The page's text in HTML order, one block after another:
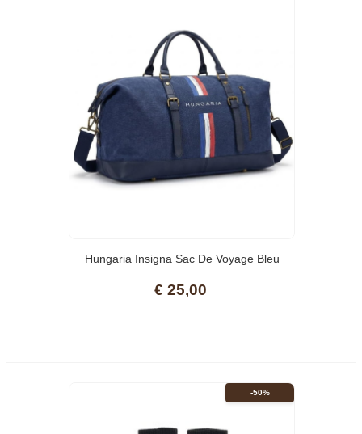
Hungaria Insigna Sac De Voyage Bleu
€ 25,00
-50%